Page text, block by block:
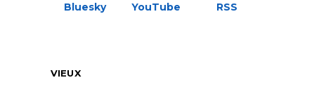
Bluesky YouTube RSS
VIEUX